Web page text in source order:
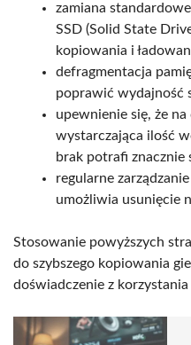
zamiana
SSD (Solid State
kopiowania i
defragmentacja
poprawić wydajność
upewnienie się, że
wystarczająca ilość
brak potrafi znacznie
regularne
umożliwia usunięcie
Stosowanie powyższych
do szybszego kopiowania
doświadczenie z korzystania